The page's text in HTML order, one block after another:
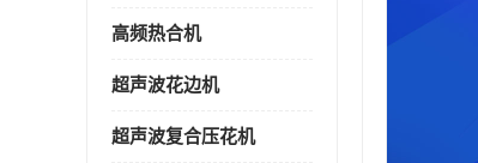
高频热合机
超声波花边机
超声波复合压花机